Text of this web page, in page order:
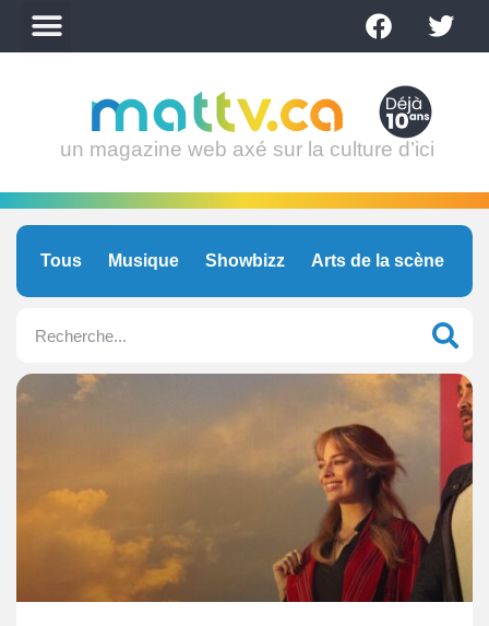
un magazine web axé sur la culture d’ici
Tous Musique Showbizz Arts de la scène